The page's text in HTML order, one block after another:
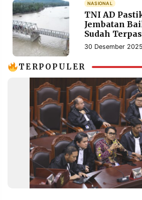
IKUTI
KAMI
RESOLUSI
MEDIA
PRAMUDITA
Resolusi.co
NASIONAL
TNI AD
Jembatan
Sudah
Warga
30 Desember
TERPOPULER